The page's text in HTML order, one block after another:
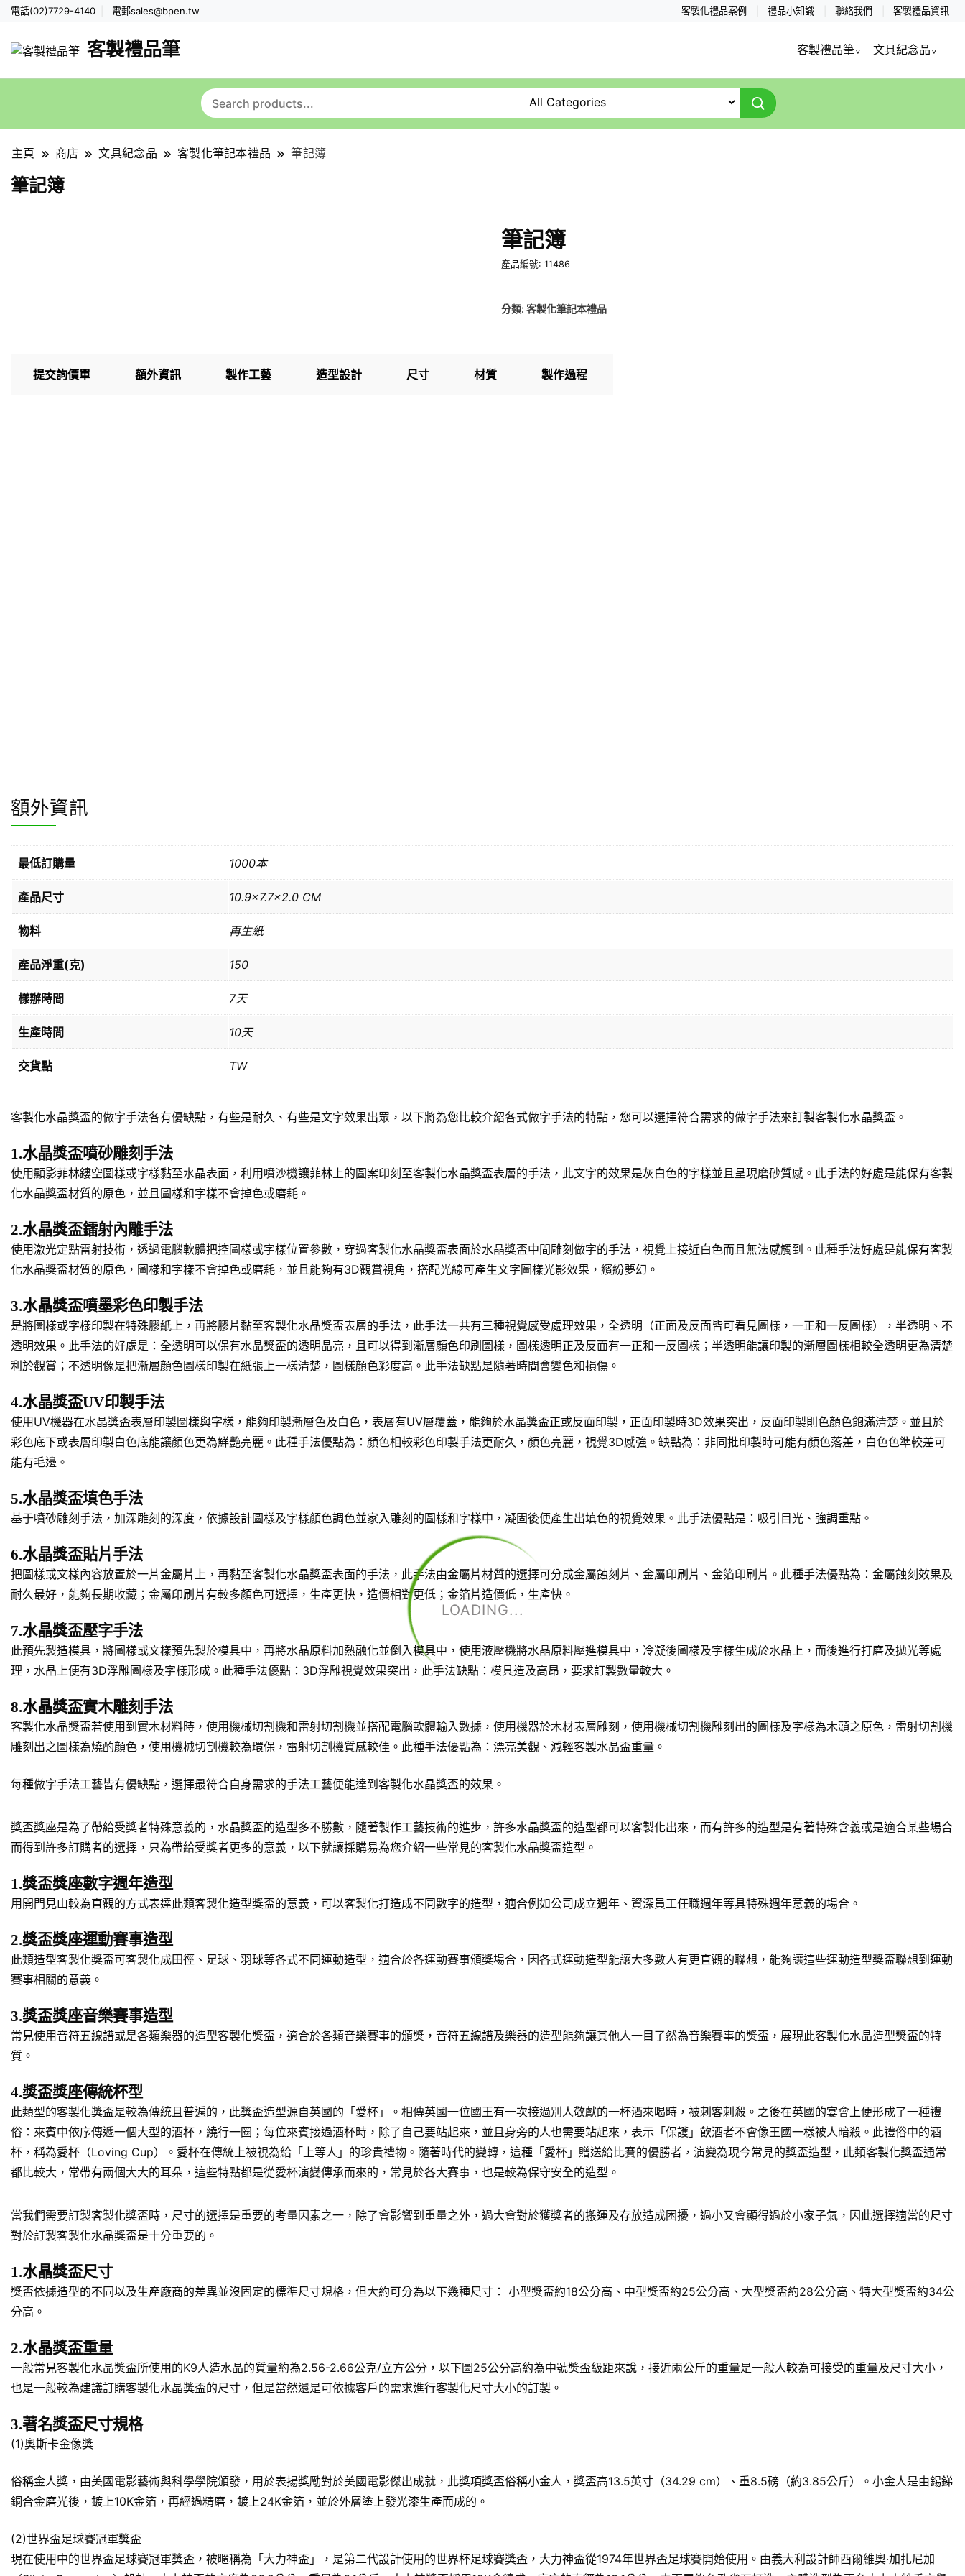
電話(02)7729-4140 電郵sales@bpen.tw 客製化禮品案例 禮品小知識 聯絡我們 客製禮品資訊
客製禮品筆 客製禮品筆 文具紀念品
主頁 商店 文具紀念品 客製化筆記本禮品 筆記簿
筆記簿
LOADING...
筆記簿
產品編號: 11486
分類:客製化筆記本禮品
提交詢價單 額外資訊 製作工藝 造型設計 尺寸 材質 製作過程
額外資訊
最低訂購量 1000本
產品尺寸 10.9×7.7×2.0 CM
物料 再生紙
產品淨重(克) 150
樣辦時間 7天
生產時間 10天
交貨點 TW
客製化水晶獎盃的做字手法各有優缺點，有些是耐久、有些是文字效果出眾，以下將為您比較介紹各式做字手法的特點，您可以選擇符合需求的做字手法來訂製客製化水晶獎盃。
1.水晶獎盃噴砂雕刻手法
使用顯影菲林鏤空圖樣或字樣黏至水晶表面，利用噴沙機讓菲林上的圖案印刻至客製化水晶獎盃表層的手法，此文字的效果是灰白色的字樣並且呈現磨砂質感。此手法的好處是能保有客製
化水晶獎盃材質的原色，並且圖樣和字樣不會掉色或磨耗。
2.水晶獎盃鐳射內雕手法
使用激光定點雷射技術，透過電腦軟體把控圖樣或字樣位置參數，穿過客製化水晶獎盃表面於水晶獎盃中間雕刻做字的手法，視覺上接近白色而且無法感觸到。此種手法好處是能保有客製
化水晶獎盃材質的原色，圖樣和字樣不會掉色或磨耗，並且能夠有3D觀賞視角，搭配光線可產生文字圖樣光影效果，繽紛夢幻。
3.水晶獎盃噴墨彩色印製手法
是將圖樣或字樣印製在特殊膠紙上，再將膠片黏至客製化水晶獎盃表層的手法，此手法一共有三種視覺感受處理效果，全透明（正面及反面皆可看見圖樣，一正和一反圖樣），半透明、不
透明效果。此手法的好處是：全透明可以保有水晶獎盃的透明晶亮，且可以得到漸層顏色印刷圖樣，圖樣透明正及反面有一正和一反圖樣；半透明能讓印製的漸層圖樣相較全透明更為清楚
利於觀賞；不透明像是把漸層顏色圖樣印製在紙張上一樣清楚，圖樣顏色彩度高。此手法缺點是隨著時間會變色和損傷。
4.水晶獎盃UV印製手法
使用UV機器在水晶獎盃表層印製圖樣與字樣，能夠印製漸層色及白色，表層有UV層覆蓋，能夠於水晶獎盃正或反面印製，正面印製時3D效果突出，反面印製則色顏色飽滿清楚。並且於
彩色底下或表層印製白色底能讓顏色更為鮮艷亮麗。此種手法優點為：顏色相較彩色印製手法更耐久，顏色亮麗，視覺3D感強。缺點為：非同批印製時可能有顏色落差，白色色準較差可
能有毛邊。
5.水晶獎盃填色手法
基于噴砂雕刻手法，加深雕刻的深度，依據設計圖樣及字樣顏色調色並家入雕刻的圖樣和字樣中，凝固後便產生出填色的視覺效果。此手法優點是：吸引目光、強調重點。
6.水晶獎盃貼片手法
把圖樣或文樣內容放置於一片金屬片上，再黏至客製化水晶獎盃表面的手法，此手法由金屬片材質的選擇可分成金屬蝕刻片、金屬印刷片、金箔印刷片。此種手法優點為：金屬蝕刻效果及
耐久最好，能夠長期收藏；金屬印刷片有較多顏色可選擇，生產更快，造價相對更低；金箔片造價低，生產快。
7.水晶獎盃壓字手法
此預先製造模具，將圖樣或文樣預先製於模具中，再將水晶原料加熱融化並倒入模具中，使用液壓機將水晶原料壓進模具中，冷凝後圖樣及字樣生成於水晶上，而後進行打磨及拋光等處
理，水晶上便有3D浮雕圖樣及字樣形成。此種手法優點：3D浮雕視覺效果突出，此手法缺點：模具造及高昂，要求訂製數量較大。
8.水晶獎盃實木雕刻手法
客製化水晶獎盃若使用到實木材料時，使用機械切割機和雷射切割機並搭配電腦軟體輸入數據，使用機器於木材表層雕刻，使用機械切割機雕刻出的圖樣及字樣為木頭之原色，雷射切割機
雕刻出之圖樣為燒酌顏色，使用機械切割機較為環保，雷射切割機質感較佳。此種手法優點為：漂亮美觀、減輕客製水晶盃重量。
每種做字手法工藝皆有優缺點，選擇最符合自身需求的手法工藝便能達到客製化水晶獎盃的效果。
獎盃獎座是為了帶給受獎者特殊意義的，水晶獎盃的造型多不勝數，隨著製作工藝技術的進步，許多水晶獎盃的造型都可以客製化出來，而有許多的造型是有著特殊含義或是適合某些場合
而得到許多訂購者的選擇，只為帶給受獎者更多的意義，以下就讓採購易為您介紹一些常見的客製化水晶獎盃造型。
1.獎盃獎座數字週年造型
用開門見山較為直觀的方式表達此類客製化造型獎盃的意義，可以客製化打造成不同數字的造型，適合例如公司成立週年、資深員工任職週年等具特殊週年意義的場合。
2.獎盃獎座運動賽事造型
此類造型客製化獎盃可客製化成田徑、足球、羽球等各式不同運動造型，適合於各運動賽事頒獎場合，因各式運動造型能讓大多數人有更直觀的聯想，能夠讓這些運動造型獎盃聯想到運動
賽事相關的意義。
3.獎盃獎座音樂賽事造型
常見使用音符五線譜或是各類樂器的造型客製化獎盃，適合於各類音樂賽事的頒獎，音符五線譜及樂器的造型能夠讓其他人一目了然為音樂賽事的獎盃，展現此客製化水晶造型獎盃的特
質。
4.獎盃獎座傳統杯型
此類型的客製化獎盃是較為傳統且普遍的，此獎盃造型源自英國的「愛杯」。相傳英國一位國王有一次接過別人敬獻的一杯酒來喝時，被刺客刺殺。之後在英國的宴會上便形成了一種禮
俗：來賓中依序傳遞一個大型的酒杯，繞行一圈；每位來賓接過酒杯時，除了自己要站起來，並且身旁的人也需要站起來，表示「保護」飲酒者不會像王國一樣被人暗殺。此禮俗中的酒
杯，稱為愛杯（Loving Cup）。愛杯在傳統上被視為給「上等人」的珍貴禮物。隨著時代的變轉，這種「愛杯」贈送給比賽的優勝者，演變為現今常見的獎盃造型，此類客製化獎盃通常
都比較大，常帶有兩個大大的耳朵，這些特點都是從愛杯演變傳承而來的，常見於各大賽事，也是較為保守安全的造型。
當我們需要訂製客製化獎盃時，尺寸的選擇是重要的考量因素之一，除了會影響到重量之外，過大會對於獲獎者的搬運及存放造成困擾，過小又會顯得過於小家子氣，因此選擇適當的尺寸
對於訂製客製化水晶獎盃是十分重要的。
1.水晶獎盃尺寸
獎盃依據造型的不同以及生產廠商的差異並沒固定的標準尺寸規格，但大約可分為以下幾種尺寸： 小型獎盃約18公分高、中型獎盃約25公分高、大型獎盃約28公分高、特大型獎盃約34公
分高。
2.水晶獎盃重量
一般常見客製化水晶獎盃所使用的K9人造水晶的質量約為2.56-2.66公克/立方公分，以下圖25公分高約為中號獎盃級距來說，接近兩公斤的重量是一般人較為可接受的重量及尺寸大小，
也是一般較為建議訂購客製化水晶獎盃的尺寸，但是當然還是可依據客戶的需求進行客製化尺寸大小的訂製。
3.著名獎盃尺寸規格
(1)奧斯卡金像獎
俗稱金人獎，由美國電影藝術與科學學院頒發，用於表揚獎勵對於美國電影傑出成就，此獎項獎盃俗稱小金人，獎盃高13.5英寸（34.29 cm）、重8.5磅（約3.85公斤）。小金人是由錫銻
銅合金磨光後，鍍上10K金箔，再經過精磨，鍍上24K金箔，並於外層塗上發光漆生產而成的。
(2)世界盃足球賽冠軍獎盃
現在使用中的世界盃足球賽冠軍獎盃，被暱稱為「大力神盃」，是第二代設計使用的世界杯足球賽獎盃，大力神盃從1974年世界盃足球賽開始使用。由義大利設計師西爾維奧·加扎尼加